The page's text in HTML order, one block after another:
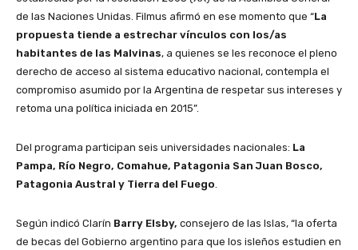
de las Naciones Unidas. Filmus afirmó en ese momento que “La
propuesta tiende a estrechar vínculos con los/as
habitantes de las Malvinas, a quienes se les reconoce el pleno
derecho de acceso al sistema educativo nacional, contempla el
compromiso asumido por la Argentina de respetar sus intereses y
retoma una política iniciada en 2015”.
Del programa participan seis universidades nacionales: La
Pampa, Río Negro, Comahue, Patagonia San Juan Bosco,
Patagonia Austral y Tierra del Fuego
Según indicó Clarín Barry Elsby, consejero de las Islas, “la oferta
de becas del Gobierno argentino para que los isleños estudien en